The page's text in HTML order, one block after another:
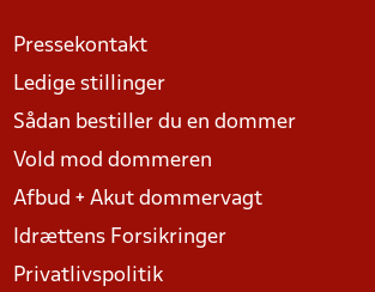
Pressekontakt
Ledige stillinger
Sådan bestiller du en dommer
Vold mod dommeren
Afbud + Akut dommervagt
Idrættens Forsikringer
Privatlivspolitik